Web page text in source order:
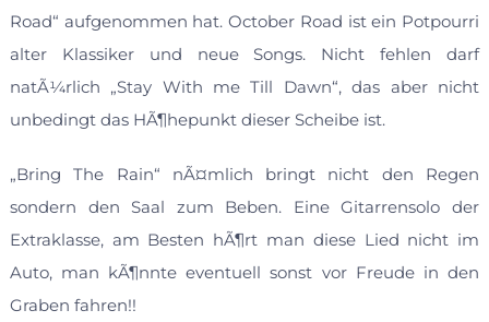
Road“ aufgenommen hat. October Road ist ein Potpourri
alter Klassiker und neue Songs. Nicht fehlen darf
natÃ¼rlich „Stay With me Till Dawn“, das aber nicht
unbedingt das HÃ¶hepunkt dieser Scheibe ist.
„Bring The Rain“ nÃ¤mlich bringt nicht den Regen
sondern den Saal zum Beben. Eine Gitarrensolo der
Extraklasse, am Besten hÃ¶rt man diese Lied nicht im
Auto, man kÃ¶nnte eventuell sonst vor Freude in den
Graben fahren!!